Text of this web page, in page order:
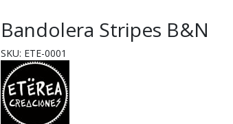
Bandolera Stripes B&n
SKU: ETE-0001